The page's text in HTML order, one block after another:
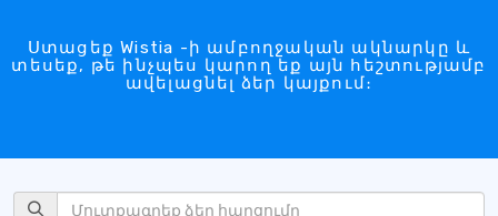
Ստացեք Wistia -ի ամբողջական ակնարկը և
տեսեք, թե ինչպես կարող եք այն հեշտությամբ
ավելացնել ձեր կայքում։